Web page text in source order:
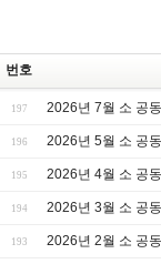
번호
197 2026년 7월 소 공
196 2026년 5월 소 공
195 2026년 4월 소 공
194 2026년 3월 소 공
193 2026년 2월 소 공